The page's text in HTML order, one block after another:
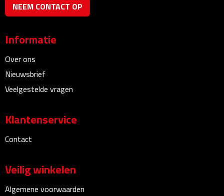
Visitekaartjes
Vlaggen
Bureau Toebehoren
Bureauklokken
NEEM CONTACT OP
Informatie
Over ons
Nieuwsbrief
Veelgestelde vragen
Klantenservice
Contact
Veilig winkelen
Algemene voorwaarden